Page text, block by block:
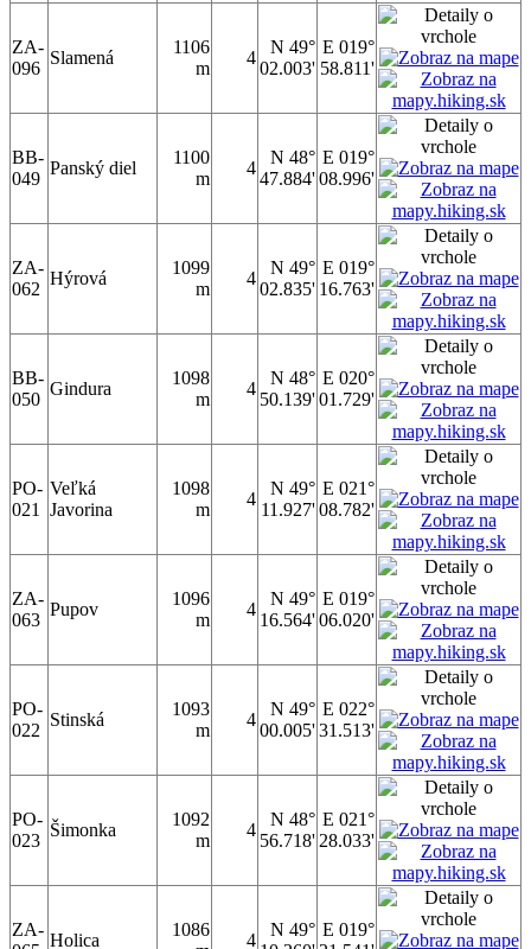
ZA-
096
Slamená
1106
m
4
N 49°
02.003'
E 019°
58.811'
BB-
049
Panský diel
1100
m
4
N 48°
47.884'
E 019°
08.996'
ZA-
062
Hýrová
1099
m
4
N 49°
02.835'
E 019°
16.763'
BB-
050
Gindura
1098
m
4
N 48°
50.139'
E 020°
01.729'
PO-
021
Veľká
Javorina
1098
m
4
N 49°
11.927'
E 021°
08.782'
ZA-
063
Pupov
1096
m
4
N 49°
16.564'
E 019°
06.020'
PO-
022
Stinská
1093
m
4
N 49°
00.005'
E 022°
31.513'
PO-
023
Šimonka
1092
m
4
N 48°
56.718'
E 021°
28.033'
ZA-
Holica
1086
4
N 49° E 019°